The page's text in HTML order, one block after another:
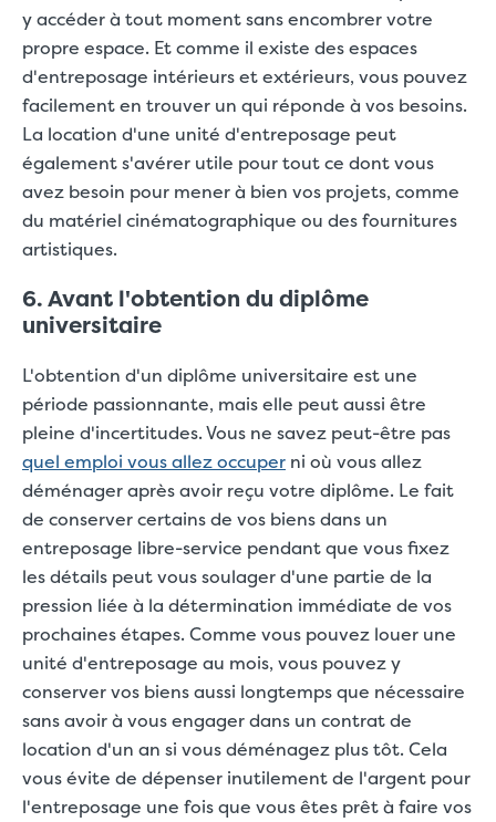
y accéder à tout moment sans encombrer votre
propre espace. Et comme il existe des espaces
d'entreposage intérieurs et extérieurs, vous pouvez
facilement en trouver un qui réponde à vos besoins.
La location d'une unité d'entreposage peut
également s'avérer utile pour tout ce dont vous
avez besoin pour mener à bien vos projets, comme
du matériel cinématographique ou des fournitures
artistiques.
6. Avant l'obtention du diplôme
universitaire
L'obtention d'un diplôme universitaire est une
période passionnante, mais elle peut aussi être
pleine d'incertitudes. Vous ne savez peut-être pas
quel emploi vous allez occuper ni où vous allez
déménager après avoir reçu votre diplôme. Le fait
de conserver certains de vos biens dans un
entreposage libre-service pendant que vous fixez
les détails peut vous soulager d'une partie de la
pression liée à la détermination immédiate de vos
prochaines étapes. Comme vous pouvez louer une
unité d'entreposage au mois, vous pouvez y
conserver vos biens aussi longtemps que nécessaire
sans avoir à vous engager dans un contrat de
location d'un an si vous déménagez plus tôt. Cela
vous évite de dépenser inutilement de l'argent pour
l'entreposage une fois que vous êtes prêt à faire vos